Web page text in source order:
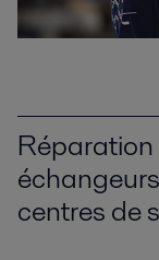
Réparation
centres de